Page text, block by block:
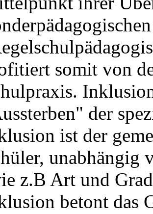
somit von
der
ist der
unabhängig
z.B Art und
betont das